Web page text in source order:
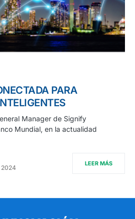
PARA
Manager de Signify
Mundial, en la actualidad
2024
LEER MÁS